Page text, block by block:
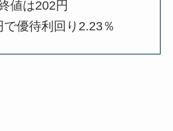
値は202円
優待利回り2.23％